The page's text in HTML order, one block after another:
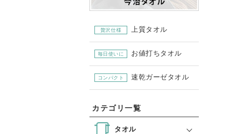
贅沢仕様 上質タオル
毎日使いに お値打ちタオル
コンパクト 速乾ガーゼタオル
カテゴリ一覧
タオル